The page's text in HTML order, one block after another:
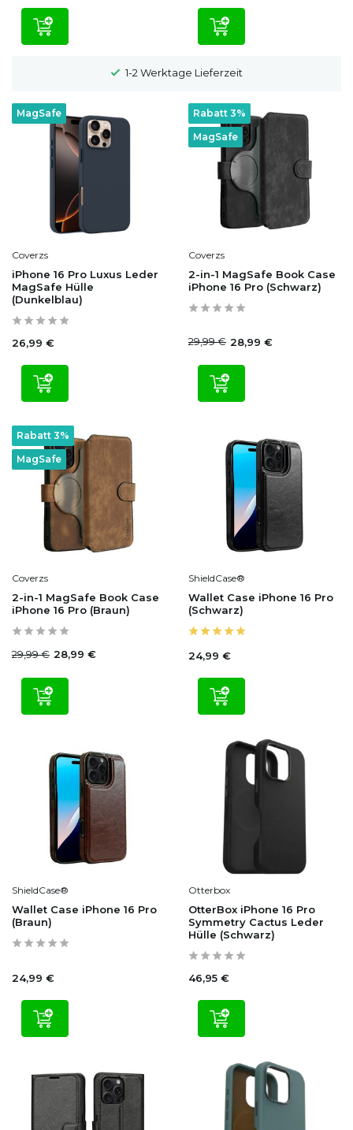
1-2 Werktage Lieferzeit
MagSafe
Coverzs
iPhone 16 Pro Luxus Leder
MagSafe Hülle
(Dunkelblau)
26,99 €
MagSafe
Rabatt 3%
Coverzs
2-in-1 MagSafe Book Case
iPhone 16 Pro (Schwarz)
29,99 € 28,99 €
MagSafe
Rabatt 3%
Coverzs
2-in-1 MagSafe Book Case
iPhone 16 Pro (Braun)
29,99 € 28,99 €
ShieldCase®
Wallet Case iPhone 16 Pro
(Schwarz)
24,99 €
ShieldCase®
Wallet Case iPhone 16 Pro
(Braun)
24,99 €
Otterbox
OtterBox iPhone 16 Pro
Symmetry Cactus Leder
Hülle (Schwarz)
46,95 €